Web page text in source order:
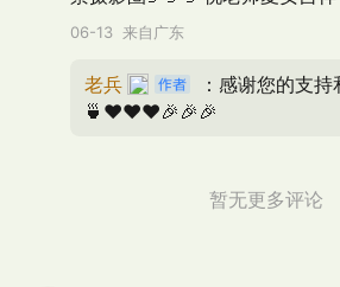
06-13 来自广东
老兵
：感谢您的支
🍵❤️❤️❤️🎉🎉🎉
暂无更多评论